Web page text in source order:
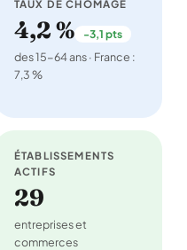
TAUX DE CHÔMAGE
4,2 % -3,1 pts
des 15-64 ans · France :
7,3 %
ÉTABLISSEMENTS
ACTIFS
29
entreprises et
commerces